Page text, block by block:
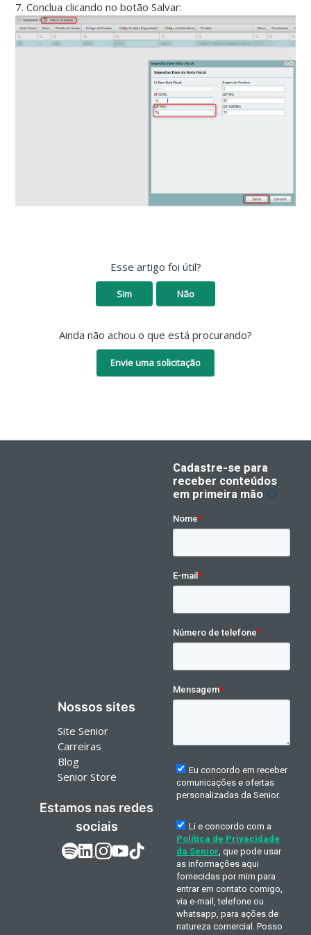
7. Conclua clicando no botão Salvar:
Esse artigo foi útil?
Sim Não
Ainda não achou o que está procurando?
Envie uma solicitação
Nossos sites
Site Senior
Carreiras
Blog
Senior Store
Estamos nas redes
sociais